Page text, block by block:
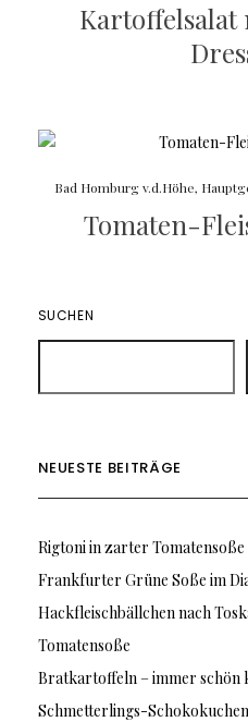
Bad Homburg v.d.Höhe,
Tomaten-
SUCHEN
NEUESTE BEITRÄGE
Rigtoni in zarter
Frankfurter Grüne Soße im
Hackfleischbällchen nach
Tomatensoße
Bratkartoffeln – immer schön
Schmetterlings-